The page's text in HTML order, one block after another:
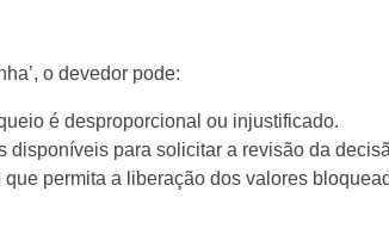
o devedor pode:
é desproporcional ou injustificado.
disponíveis para solicitar a revisão da
permita a liberação dos valores